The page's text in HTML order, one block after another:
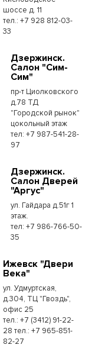
шоссе д. 11
тел.: +7 928 812-03-
33
Дзержинск.
Салон "Сим-
Сим"
пр-т Циолковского
д.78 ТД
"Городской рынок"
цокольный этаж
тел: +7 987-541-28-
97
Дзержинск.
Салон Дверей
"Аргус"
ул. Гайдара д.51г 1
этаж.
тел: +7 986-766-50-
35
Ижевск "Двери
Века"
ул. Удмуртская,
д.304, ТЦ "Гвоздь",
офис 25
тел.: +7 (3412) 91-22-
28 тел.: +7 965-851-
82-27